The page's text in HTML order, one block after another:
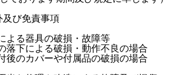
及び免責事項
よる器具の破損・故障等
落下による破損・動作不良の場合
後のカバーや付属品の破損の場合